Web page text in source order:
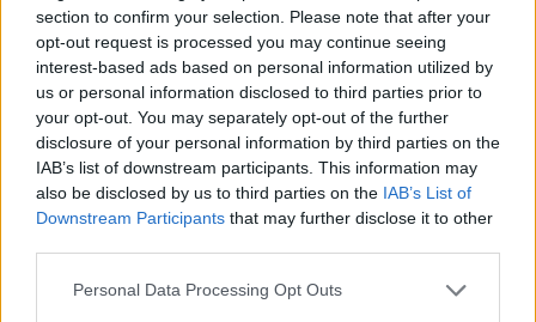
section to confirm your selection. Please note that after your
opt-out request is processed you may continue seeing
interest-based ads based on personal information utilized by
us or personal information disclosed to third parties prior to
your opt-out. You may separately opt-out of the further
disclosure of your personal information by third parties on the
IAB’s list of downstream participants. This information may
also be disclosed by us to third parties on the IAB’s List of
Downstream Participants that may further disclose it to other
Personal Data Processing Opt Outs
Ωρίων – Σπάνια νοσήματα συνδέονται
με μνημεία που διαμόρφωσαν την
ιστορία...
27 Φεβρουαρίου 2026
Το Andros Challenge & Festival
εξελίσσεται – Νέοι ασφάλτινοι αγώνες
στη...
Στους Λειψούς οι Κινητές Ιατρικές